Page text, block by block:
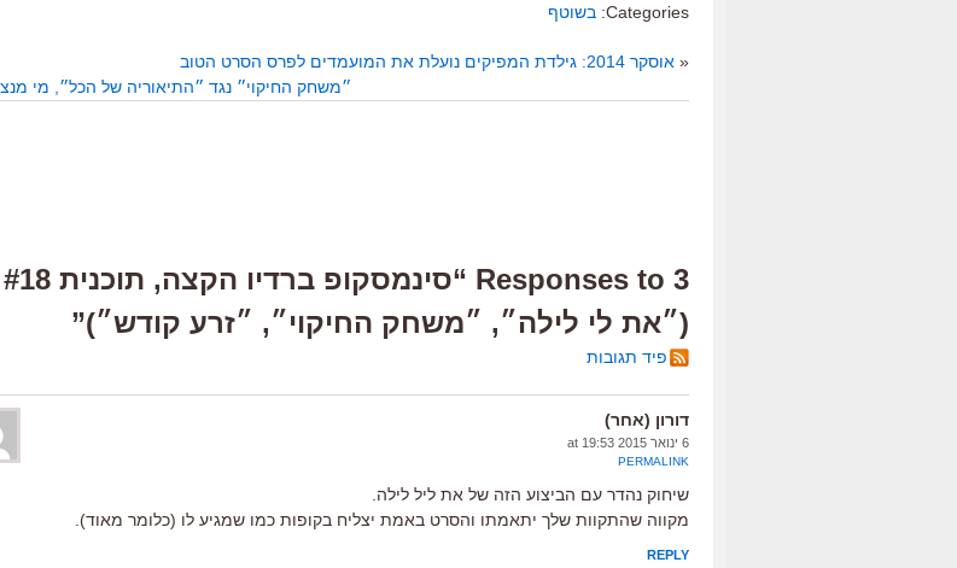
Categories: בשוטף
« אוסקר 2014: גילדת המפיקים נועלת את המועמדים לפרס הסרט הטוב
״משחק החיקוי״ נגד ״התיאוריה של הכל״, מי
3 Responses to “סינמסקופ ברדיו הקצה, תוכנית #18
(״את לי לילה״, ״משחק החיקוי״, ״זרע קודש״)”
פיד תגובות
דורון (אחר)
6 ינואר 2015 at 19:53
PERMALINK
שיחוק נהדר עם הביצוע הזה של את ליל לילה.
מקווה שהתקוות שלך יתאמתו והסרט באמת יצליח בקופות כמו שמגיע לו (כלומר מאוד).
REPLY